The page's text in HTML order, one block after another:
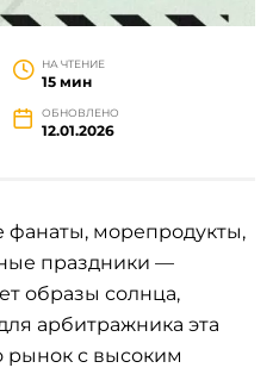
НА ЧТЕНИЕ
15 мин
ОБНОВЛЕНО
12.01.2026
морепродукты,
праздники —
образы солнца,
арбитражника эта
рынок с высоким